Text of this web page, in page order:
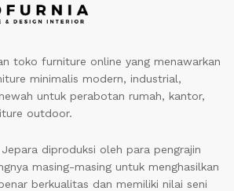
toko furniture online yang menawarkan
minimalis modern, industrial,
untuk perabotan rumah, kantor,
outdoor.
diproduksi oleh para pengrajin
masing-masing untuk menghasilkan
berkualitas dan memiliki nilai seni